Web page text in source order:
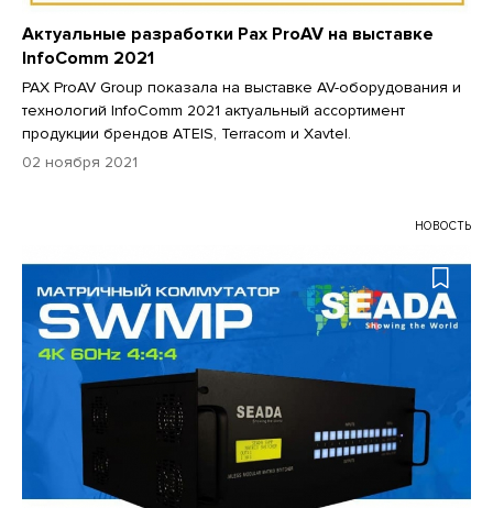
Актуальные разработки Pax ProAV на выставке
InfoComm 2021
PAX ProAV Group показала на выставке AV-оборудования и
технологий InfoComm 2021 актуальный ассортимент
продукции брендов ATEIS, Terracom и Xavtel.
02 ноября 2021
НОВОСТЬ